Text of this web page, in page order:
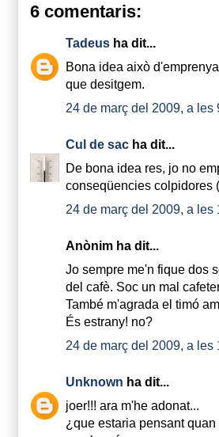
6 comentaris:
Tadeus ha dit...
Bona idea això
que desitgem.
24 de març del 2009, a les
Cul de sac ha dit...
De bona idea res, jo no
conseqüencies colpidores
24 de març del 2009, a les
Anònim ha dit...
Jo sempre me'n fique dos
del cafè. Soc un mal
També m'agrada el timó
És estrany! no?
24 de març del 2009, a les
Unknown ha dit...
joer!!! ara m'he adonat...
¿que estaria pensant